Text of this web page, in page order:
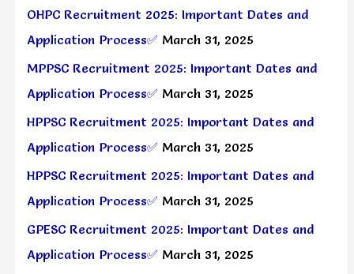
OHPC Recruitment 2025: Important Dates and
Application Process✅ March 31, 2025
MPPSC Recruitment 2025: Important Dates and
Application Process✅ March 31, 2025
HPPSC Recruitment 2025: Important Dates and
Application Process✅ March 31, 2025
HPPSC Recruitment 2025: Important Dates and
Application Process✅ March 31, 2025
GPESC Recruitment 2025: Important Dates and
Application Process✅ March 31, 2025